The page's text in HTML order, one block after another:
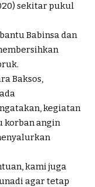
sekitar pukul
Babinsa dan
Baksos,
kegiatan
korban angin
kami juga
agar tetap